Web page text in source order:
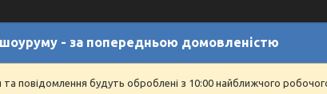
шоуруму - за попередньою домовленістю
та повідомлення будуть оброблені з 10:00 найближчого